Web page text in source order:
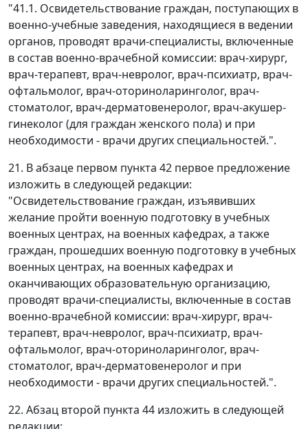
"41.1. Освидетельствование граждан, поступающих в
военно-учебные заведения, находящиеся в ведении
органов, проводят врачи-специалисты, включенные
в состав военно-врачебной комиссии: врач-хирург,
врач-терапевт, врач-невролог, врач-психиатр, врач-
офтальмолог, врач-оториноларинголог, врач-
стоматолог, врач-дерматовенеролог, врач-акушер-
гинеколог (для граждан женского пола) и при
необходимости - врачи других специальностей.".
21. В абзаце первом пункта 42 первое предложение
изложить в следующей редакции:
"Освидетельствование граждан, изъявивших
желание пройти военную подготовку в учебных
военных центрах, на военных кафедрах, а также
граждан, прошедших военную подготовку в учебных
военных центрах, на военных кафедрах и
оканчивающих образовательную организацию,
проводят врачи-специалисты, включенные в состав
военно-врачебной комиссии: врач-хирург, врач-
терапевт, врач-невролог, врач-психиатр, врач-
офтальмолог, врач-оториноларинголог, врач-
стоматолог, врач-дерматовенеролог и при
необходимости - врачи других специальностей.".
22. Абзац второй пункта 44 изложить в следующей